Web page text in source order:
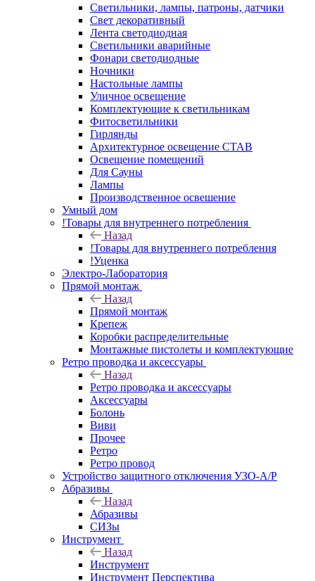
Светильники, лампы, патроны, датчики
Свет декоративный
Лента светодиодная
Светильники аварийные
Фонари светодиодные
Ночники
Настольные лампы
Уличное освещение
Комплектующие к светильникам
Фитосветильники
Гирлянды
Архитектурное освещение СТАВ
Освещение помещений
Для Сауны
Лампы
Производственное освешение
Умный дом
!Товары для внутреннего потребления
Назад
!Товары для внутреннего потребления
!Уценка
Электро-Лаборатория
Прямой монтаж
Назад
Прямой монтаж
Крепеж
Коробки распределительные
Монтажные пистолеты и комплектующие
Ретро проводка и аксессуары
Назад
Ретро проводка и аксессуары
Аксессуары
Болонь
Виви
Прочее
Ретро
Ретро провод
Устройство защитного отключения УЗО-А/Р
Абразивы
Назад
Абразивы
СИЗы
Инструмент
Назад
Инструмент
Инструмент Перспектива